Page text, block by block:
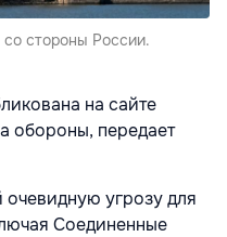
стороны России.
на сайте
обороны, передает
очевидную угрозу для
Соединенные